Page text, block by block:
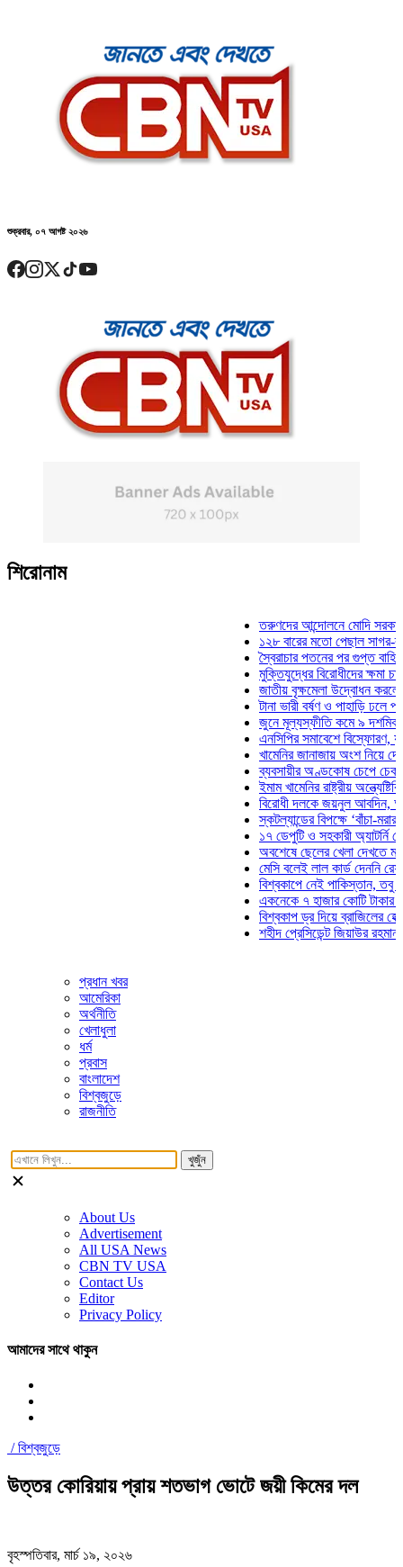
শুক্রবার, ০৭ আগষ্ট ২০২৬
শিরোনাম
তরুণদের আন্দোলনে মোদি সরকার দুর্বল
১২৮ বারের মতো পেছাল সাগর-রুনি
স্বৈরাচার পতনের পর গুপ্ত বাহিনীর
মুক্তিযুদ্ধের বিরোধীদের ক্ষমা চাইতে
জাতীয় বৃক্ষমেলা উদ্বোধন করলেন
টানা ভারী বর্ষণ ও পাহাড়ি ঢলে
জুনে মূল্যস্ফীতি কমে ৯ দশমিক ১৬
এনসিপির সমাবেশে বিস্ফোরণ,
খামেনির জানাজায় অংশ নিয়ে দেশে
ব্যবসায়ীর অণ্ডকোষ চেপে চেক-
ইমাম খামেনির রাষ্ট্রীয়
বিরোধী দলকে জয়নুল আবদিন,
স্কটল্যান্ডের বিপক্ষে ‘বাঁচা-মরার
১৭ ডেপুটি ও সহকারী অ্যাটর্নি
অবশেষে ছেলের খেলা দেখতে মাঠে
মেসি বলেই লাল কার্ড দেননি রেফারি!
বিশ্বকাপে নেই পাকিস্তান, তবু
একনেকে ৭ হাজার কোটি টাকার ৫
বিশ্বকাপ ড্র দিয়ে ব্রাজিলের হেক্সা
শহীদ প্রেসিডেন্ট জিয়াউর রহমান
প্রধান খবর
আমেরিকা
অর্থনীতি
খেলাধুলা
ধর্ম
প্রবাস
বাংলাদেশ
বিশ্বজুড়ে
রাজনীতি
খুজুঁন
About Us
Advertisement
All USA News
CBN TV USA
Contact Us
Editor
Privacy Policy
আমাদের সাথে থাকুন
/বিশ্বজুড়ে
উত্তর কোরিয়ায় প্রায় শতভাগ ভোটে জয়ী কিমের দল
বৃহস্পতিবার, মার্চ ১৯, ২০২৬